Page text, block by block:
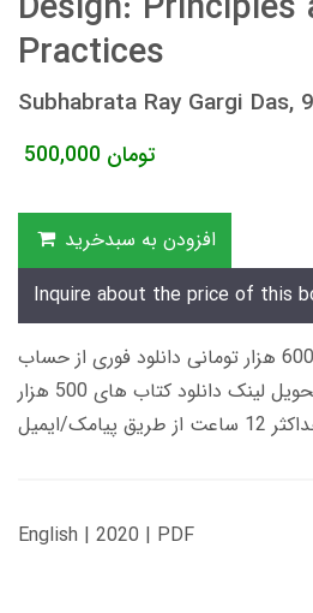
Practices
Subhabrata Ray Gargi Das,
500,000 تومان
افزودن به سبدخرید
Inquire about the price of this
زمان تحویل کتاب های 600 هزار تومانی دانلود فوری از حساب
کاربری می باشد، و زمان تحویل لینک دانلود کتاب های 500 هزار
پیامک/ایمیل
English | 2020 | PDF